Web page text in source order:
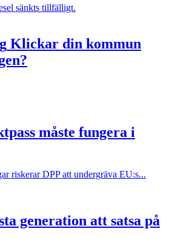
sänkts tillfälligt.
Klickar din kommun
måste fungera i
riskerar DPP att undergräva EU:s...
generation att satsa på